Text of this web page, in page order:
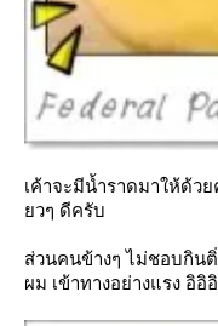
เค้าจะมีน้ำราดมาให้ด้ว
วๆ ดีครับ
ส่วนคนข้างๆ ไม่ชอบกิน
ผม เข้าทางอย่างแรง อิอิอิ